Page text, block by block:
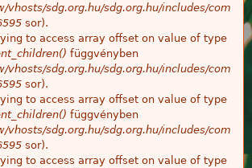
vhosts/sdg.org.hu/sdg.org.hu/includes/com
sor).
to access array offset on value of type
függvényben
vhosts/sdg.org.hu/sdg.org.hu/includes/com
sor).
to access array offset on value of type
függvényben
vhosts/sdg.org.hu/sdg.org.hu/includes/com
sor).
to access array offset on value of type